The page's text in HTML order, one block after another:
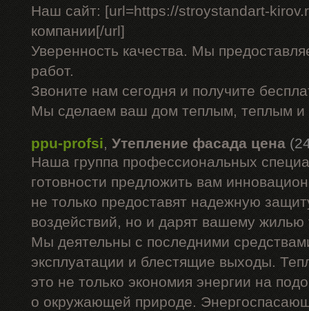
Наш сайт: [url=https://stroystandart-
компании[/url]
Уверенность качества. Мы
работ.
Звоните нам сегодня и получите
Мы сделаем ваш дом теплым, теплым и
ppu-profsi, Утепление фасада цена
Наша группа профессиональных
готовности предложить вам
не только предоставят надежную
воздействий, но и дарят вашему
Мы деятельны с последними
эксплуатации и блестящие выходы.
это не только экономия энергии на
о окружающей природе.